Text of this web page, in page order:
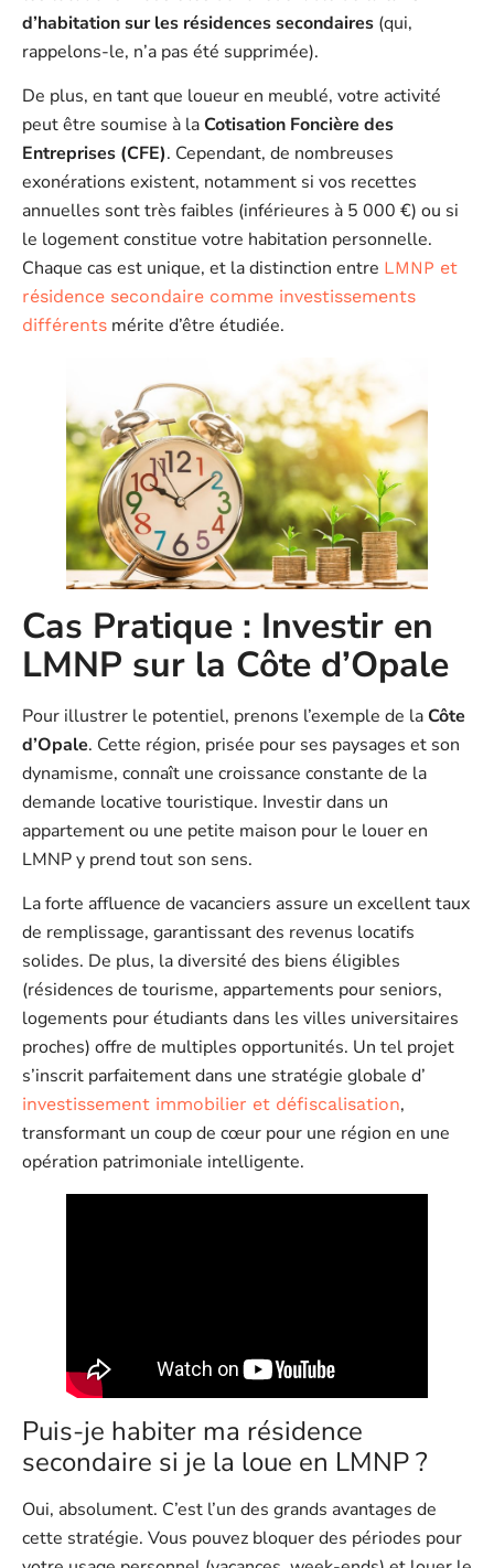
d’habitation sur les résidences secondaires (qui,
rappelons-le, n’a pas été supprimée).
De plus, en tant que loueur en meublé, votre activité
peut être soumise à laCotisation Foncière des
Entreprises (CFE). Cependant, de nombreuses
exonérations existent, notamment si vos recettes
annuelles sont très faibles (inférieures à 5 000 €) ou si
le logement constitue votre habitation personnelle.
Chaque cas est unique, et la distinction entre LMNP et
résidence secondaire comme investissements
différents mérite d’être étudiée.
Cas Pratique : Investir en
LMNP sur la Côte d’Opale
Pour illustrer le potentiel, prenons l’exemple de laCôte
d’Opale. Cette région, prisée pour ses paysages et son
dynamisme, connaît une croissance constante de la
demande locative touristique. Investir dans un
appartement ou une petite maison pour le louer en
LMNP y prend tout son sens.
La forte affluence de vacanciers assure un excellent taux
de remplissage, garantissant des revenus locatifs
solides. De plus, la diversité des biens éligibles
(résidences de tourisme, appartements pour seniors,
logements pour étudiants dans les villes universitaires
proches) offre de multiples opportunités. Un tel projet
s’inscrit parfaitement dans une stratégie globale d’
investissement immobilier et défiscalisation,
transformant un coup de cœur pour une région en une
opération patrimoniale intelligente.
Puis-je habiter ma résidence
secondaire si je la loue en LMNP ?
Oui, absolument. C’est l’un des grands avantages de
cette stratégie. Vous pouvez bloquer des périodes pour